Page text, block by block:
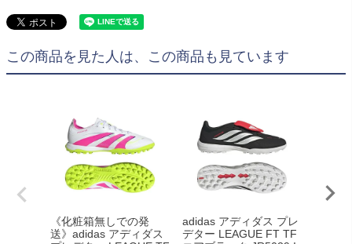
この商品を見た人は、この商品も見ています
《化粧箱無しでの発
送》adidas アディダス
adidas アディダス プレ
デター LEAGUE FT TF